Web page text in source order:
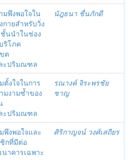
มพึงพอใจใน
ายสำหรับวิ่ง
นนำในช่อง
ริโภค
ต
ะปริมณฑล
นัฎธนา ชื่นภักดี
งใจในการ
มงามซํ้าของ
ะปริมณฑล
รณางค์ จิระพรชัย
ชาญ
พึงพอใจและ
กที่มีต่อ
าคารเฉพาะ
ศิริกาญจน์ วงศ์เสถียร